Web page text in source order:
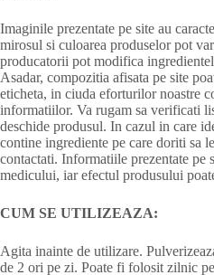
Imaginile prezentate pe site au
mirosul si culoarea produselor pot
producatorii pot modifica
Asadar, compozitia afisata pe site
eticheta, in ciuda eforturilor noastre
informatiilor. Va rugam sa verificati
deschide produsul. In cazul in care
contine ingrediente pe care doriti sa
contactati. Informatiile prezentate pe
medicului, iar efectul produsului
CUM SE UTILIZEAZA:
Agita inainte de utilizare.
de 2 ori pe zi. Poate fi folosit zilnic